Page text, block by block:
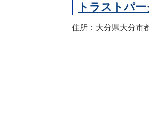
トラストパ
住所：大分県大分市